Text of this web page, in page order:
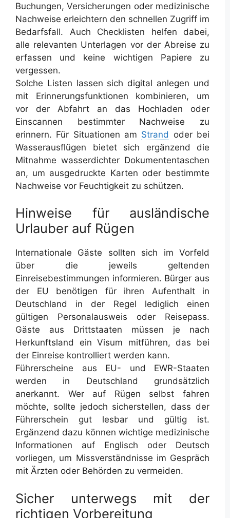
Buchungen, Versicherungen oder medizinische
Nachweise erleichtern den schnellen Zugriff im
Bedarfsfall. Auch Checklisten helfen dabei,
alle relevanten Unterlagen vor der Abreise zu
erfassen und keine wichtigen Papiere zu
vergessen.
Solche Listen lassen sich digital anlegen und
mit Erinnerungsfunktionen kombinieren, um
vor der Abfahrt an das Hochladen oder
Einscannen bestimmter Nachweise zu
erinnern. Für Situationen am Strand oder bei
Wasserausflügen bietet sich ergänzend die
Mitnahme wasserdichter Dokumententaschen
an, um ausgedruckte Karten oder bestimmte
Nachweise vor Feuchtigkeit zu schützen.
Hinweise für ausländische
Urlauber auf Rügen
Internationale Gäste sollten sich im Vorfeld
über die jeweils geltenden
Einreisebestimmungen informieren. Bürger aus
der EU benötigen für ihren Aufenthalt in
Deutschland in der Regel lediglich einen
gültigen Personalausweis oder Reisepass.
Gäste aus Drittstaaten müssen je nach
Herkunftsland ein Visum mitführen, das bei
der Einreise kontrolliert werden kann.
Führerscheine aus EU- und EWR-Staaten
werden in Deutschland grundsätzlich
anerkannt. Wer auf Rügen selbst fahren
möchte, sollte jedoch sicherstellen, dass der
Führerschein gut lesbar und gültig ist.
Ergänzend dazu können wichtige medizinische
Informationen auf Englisch oder Deutsch
vorliegen, um Missverständnisse im Gespräch
mit Ärzten oder Behörden zu vermeiden.
Sicher unterwegs mit der
richtigen Vorbereitung